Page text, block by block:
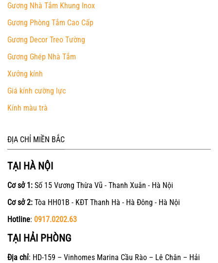
Gương Nhà Tắm Khung Inox
Gương Phòng Tắm Cao Cấp
Gương Decor Treo Tường
Gương Ghép Nhà Tắm
Xưởng kính
Giá kính cường lực
Kính màu trà
ĐỊA CHỈ MIỀN BẮC
TẠI HÀ NỘI
Cơ sở 1: Số 15 Vương Thừa Vũ - Thanh Xuân - Hà Nội
Cơ sở 2: Tòa HH01B - KĐT Thanh Hà - Hà Đông - Hà Nội
Hotline: 0917.0202.63
TẠI HẢI PHÒNG
Địa chỉ: HD-159 – Vinhomes Marina Cầu Rào – Lê Chân – Hải